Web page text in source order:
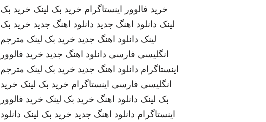
خرید فالوور اینستاگرام خرید بک لینک خرید بک
لینک دانلود اهنگ جدید دانلود اهنگ جدید خرید بک
لینک دانلود اهنگ جدید خرید بک لینک مترجم
انگلیسی فارسی دانلود اهنگ جدید خرید فالوور
اینستاگرام دانلود اهنگ جدید خرید بک لینک مترجم
انگلیسی فارسی اینستاگرام خرید بک لینک خرید
بک لینک دانلود اهنگ خرید بک لینک خرید فالوور
اینستاگرام دانلود اهنگ جدید خرید بک لینک دانلود